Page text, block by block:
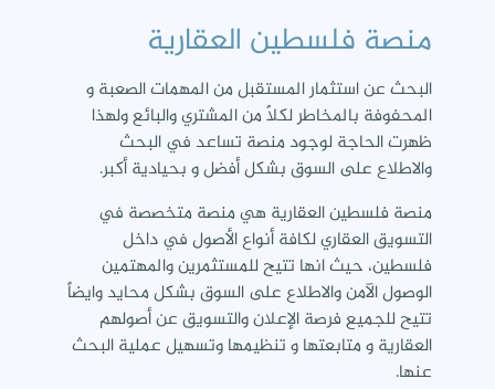
منصة فلسطين العقارية
البحث عن استثمار المستقبل من المهمات الصعبة و
المحفوفة بالمخاطر لكلاً من المشتري والبائع ولهذا
ظهرت الحاجة لوجود منصة تساعد في البحث
والاطلاع على السوق بشكل أفضل و بحيادية أكبر.
منصة فلسطين العقارية هي منصة متخصصة في
التسويق العقاري لكافة أنواع الأصول في داخل
فلسطين، حيث انها تتيح للمستثمرين والمهتمين
الوصول الآمن والاطلاع على السوق بشكل محايد وايضاً
تتيح للجميع فرصة الإعلان والتسويق عن أصولهم
العقارية و متابعتها و تنظيمها وتسهيل عملية البحث
عنها.